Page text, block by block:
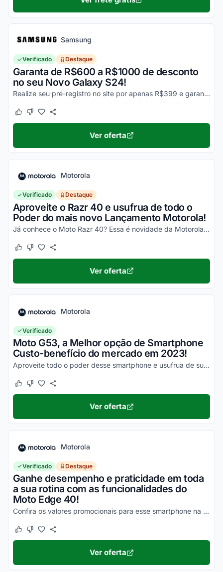
Samsung
Verificado Destaque
Garanta de R$600 a R$1000 de desconto
no seu Novo Galaxy S24!
Realize seu pré-registro no site por apenas R$399 e garanta esse desconto imperdível na sua compra!
Este cupom funcionou
Este cupom não funcionou
Ver oferta
Motorola
Verificado Destaque
Aproveite o Razr 40 e usufrua de todo o
Poder do mais novo Lançamento Motorola!
Já conhece o Moto Razr 40? Essa é novidade da Motorola, um celular impecável, com um desempenho incrível e que ainda dobra! Não perca a chance de garantir o seu e aproveite os desc...
Este cupom funcionou
Este cupom não funcionou
Ver oferta
Motorola
Verificado
Moto G53, a Melhor opção de Smartphone
Custo-benefício do mercado em 2023!
Aproveite todo o poder desse smartphone e usufrua de suas vantagens por valores a partir de R$1500!
Este cupom funcionou
Este cupom não funcionou
Ver oferta
Motorola
Verificado Destaque
Ganhe desempenho e praticidade em toda
a sua rotina com as funcionalidades do
Moto Edge 40!
Confira os valores promocionais para esse smartphone na loja virtual Motorola e economize hoje mesmo!
Este cupom funcionou
Este cupom não funcionou
Ver oferta